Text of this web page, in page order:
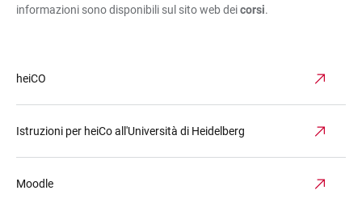
informazioni sono disponibili sul sito web deicorsi.
heiCO
Istruzioni per heiCo all'Università di Heidelberg
Moodle